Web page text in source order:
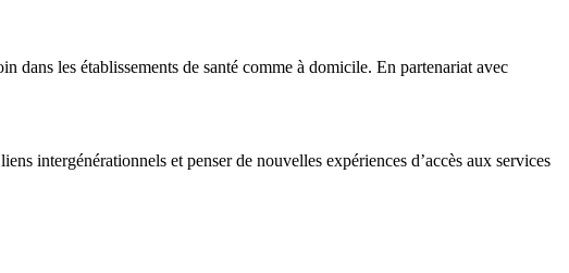
les établissements de santé comme à domicile. En partenariat avec
intergénérationnels et penser de nouvelles expériences d’accès aux services